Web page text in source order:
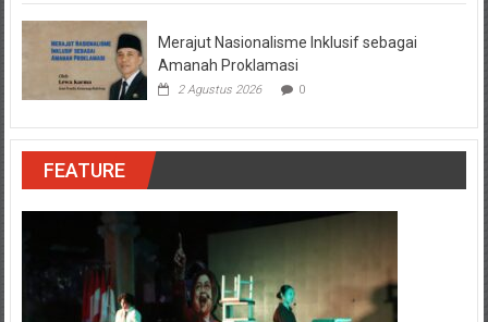
Merajut Nasionalisme Inklusif sebagai
Amanah Proklamasi
2 Agustus 2026 0
FEATURE